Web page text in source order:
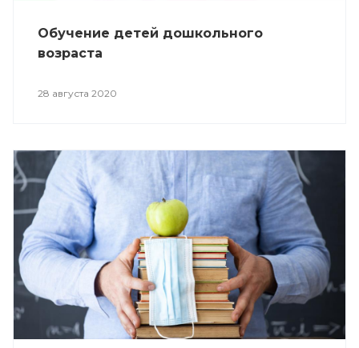
Обучение детей дошкольного
возраста
28 августа 2020